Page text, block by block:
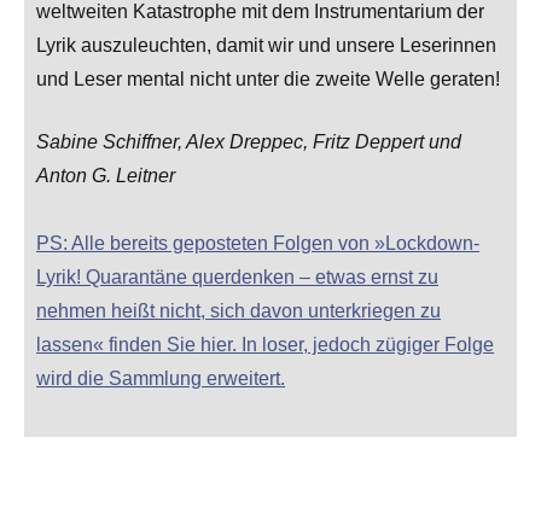
weltweiten Katastrophe mit dem Instrumentarium der
Lyrik auszuleuchten, damit wir und unsere Leserinnen
und Leser mental nicht unter die zweite Welle geraten!
Sabine Schiffner, Alex Dreppec, Fritz Deppert und
Anton G. Leitner
PS: Alle bereits geposteten Folgen von »Lockdown-
Lyrik! Quarantäne querdenken – etwas ernst zu
nehmen heißt nicht, sich davon unterkriegen zu
lassen« finden Sie hier. In loser, jedoch zügiger Folge
wird die Sammlung erweitert.